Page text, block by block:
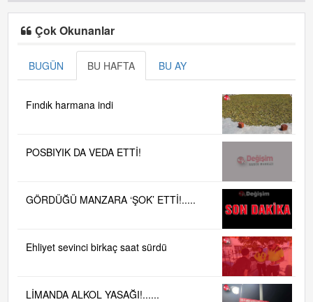
Çok Okunanlar
BUGÜN BU HAFTA BU AY
Fındık harmana indi
POSBIYIK DA VEDA ETTİ!
GÖRDÜĞÜ MANZARA ‘ŞOK’ ETTİ!.....
Ehliyet sevinci birkaç saat sürdü
LİMANDA ALKOL YASAĞI!......